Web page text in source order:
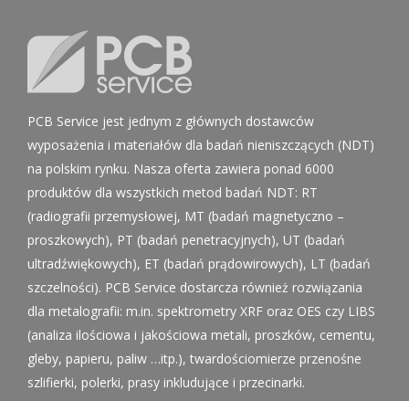
PCB Service jest jednym z głównych dostawców
wyposażenia i materiałów dla badań nieniszczących (NDT)
na polskim rynku. Nasza oferta zawiera ponad 6000
produktów dla wszystkich metod badań NDT: RT
(radiografii przemysłowej, MT (badań magnetyczno –
proszkowych), PT (badań penetracyjnych), UT (badań
ultradźwiękowych), ET (badań prądowirowych), LT (badań
szczelności). PCB Service dostarcza również rozwiązania
dla metalografii: m.in. spektrometry XRF oraz OES czy LIBS
(analiza ilościowa i jakościowa metali, proszków, cementu,
gleby, papieru, paliw …itp.), twardościomierze przenośne
szlifierki, polerki, prasy inkludujące i przecinarki.